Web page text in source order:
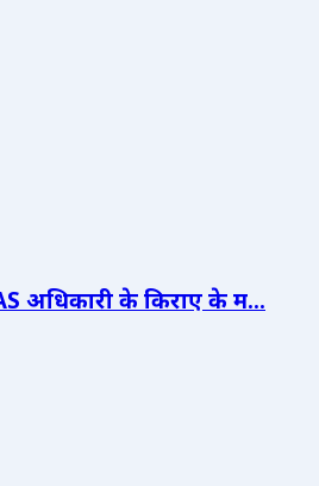
अधिकारी के किराए के म...